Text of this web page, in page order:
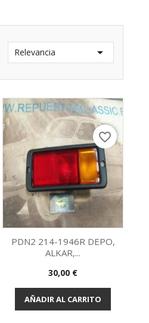
Relevancia 
Vista rápida
PDN2 214-1946R DEPO,
ALKAR,...
Precio
30,00 €
AÑADIR AL CARRITO
favorite_border